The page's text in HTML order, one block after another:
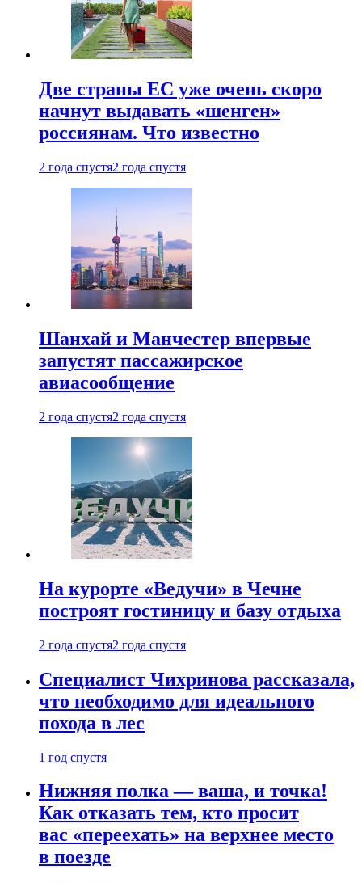
Две страны ЕС уже очень скоро
начнут выдавать «шенген»
россиянам. Что известно
2 года спустя2 года спустя
Шанхай и Манчестер впервые
запустят пассажирское
авиасообщение
2 года спустя2 года спустя
На курорте «Ведучи» в Чечне
построят гостиницу и базу отдыха
2 года спустя2 года спустя
Специалист Чихринова рассказала,
что необходимо для идеального
похода в лес
1 год спустя
Нижняя полка — ваша, и точка!
Как отказать тем, кто просит
вас «переехать» на верхнее место
в поезде